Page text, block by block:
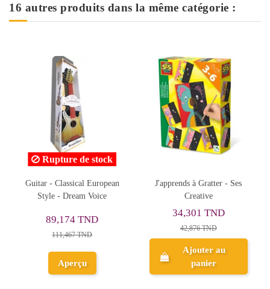
16 autres produits dans la même catégorie :
J'apprends à Gratter - Ses
Creative
Ajouter au
panier
Geomag Mechanics Gravity
Recycled Loops&Turns,
130pcs
113,516 TND
Aperçu